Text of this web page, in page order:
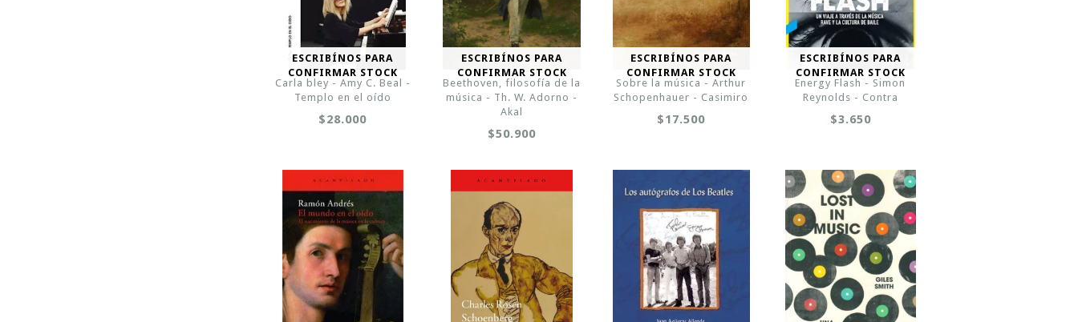
ESCRIBÍNOS PARA
CONFIRMAR STOCK
Carla bley - Amy C. Beal -
Templo en el oído
$28.000
ESCRIBÍNOS PARA
CONFIRMAR STOCK
Beethoven, filosofía de la
música - Th. W. Adorno -
Akal
$50.900
ESCRIBÍNOS PARA
CONFIRMAR STOCK
Sobre la música - Arthur
Schopenhauer - Casimiro
$17.500
ESCRIBÍNOS PARA
CONFIRMAR STOCK
Energy Flash - Simon
Reynolds - Contra
$3.650